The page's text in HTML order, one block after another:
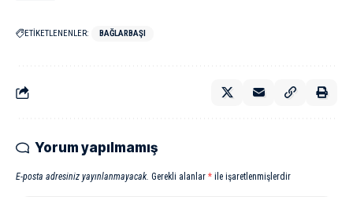
ETİKETLENENLER: BAĞLARBAŞI
Yorum yapılmamış
E-posta adresiniz yayınlanmayacak. Gerekli alanlar * ile işaretlenmişlerdir